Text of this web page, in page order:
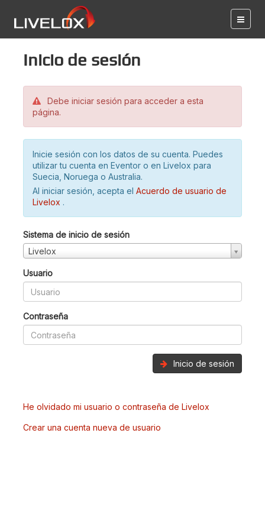
Inicio de sesión
Debe iniciar sesión para acceder a esta
página.
Inicie sesión con los datos de su cuenta. Puedes
utilizar tu cuenta en Eventor o en Livelox para
Suecia, Noruega o Australia.
Al iniciar sesión, acepta el Acuerdo de usuario de
Livelox .
Sistema de inicio de sesión
Livelox
Usuario
Contraseña
Inicio de sesión
He olvidado mi usuario o contraseña de Livelox
Crear una cuenta nueva de usuario